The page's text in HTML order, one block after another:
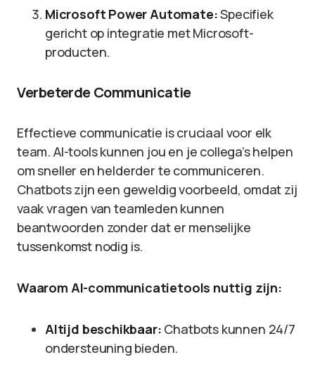
Microsoft Power Automate:Specifiek
gericht op integratie met Microsoft-
producten.
Verbeterde Communicatie
Effectieve communicatie is cruciaal voor elk
team. AI-tools kunnen jou en je collega’s helpen
om sneller en helderder te communiceren.
Chatbots zijn een geweldig voorbeeld, omdat zij
vaak vragen van teamleden kunnen
beantwoorden zonder dat er menselijke
tussenkomst nodig is.
Waarom AI-communicatietools nuttig zijn:
Altijd beschikbaar: Chatbots kunnen 24/7
ondersteuning bieden.